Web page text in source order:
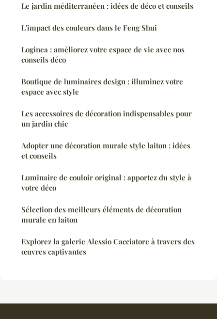
Le jardin méditerranéen : idées de déco et conseils
L'impact des couleurs dans le Feng Shui
Loginea : améliorez votre espace de vie avec nos
conseils déco
Boutique de luminaires design : illuminez votre
espace avec style
Les accessoires de décoration indispensables pour
un jardin chic
Adopter une décoration murale style laiton : idées
et conseils
Luminaire de couloir original : apportez du style à
votre déco
Sélection des meilleurs éléments de décoration
murale en laiton
Explorez la galerie Alessio Cacciatore à travers des
œuvres captivantes